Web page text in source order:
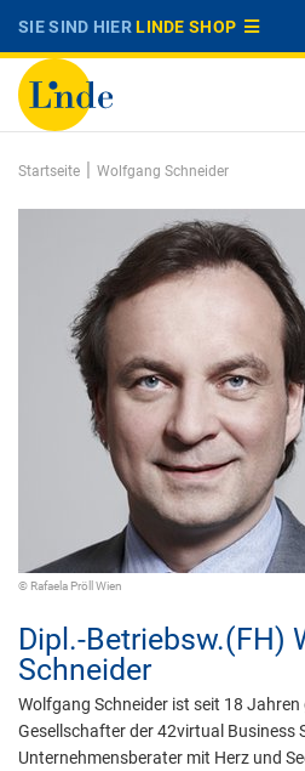
SIE SIND HIERLINDE SHOP
Startseite | Wolfgang Schneider
© Rafaela Pröll Wien
Dipl.-Betriebsw.(FH)
Schneider
Wolfgang Schneider ist seit 18
Gesellschafter der 42virtual Business
Unternehmensberater mit Herz und